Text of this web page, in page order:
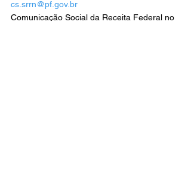
cs.srrn@pf.gov.br
Comunicação Social da Receita Federal no